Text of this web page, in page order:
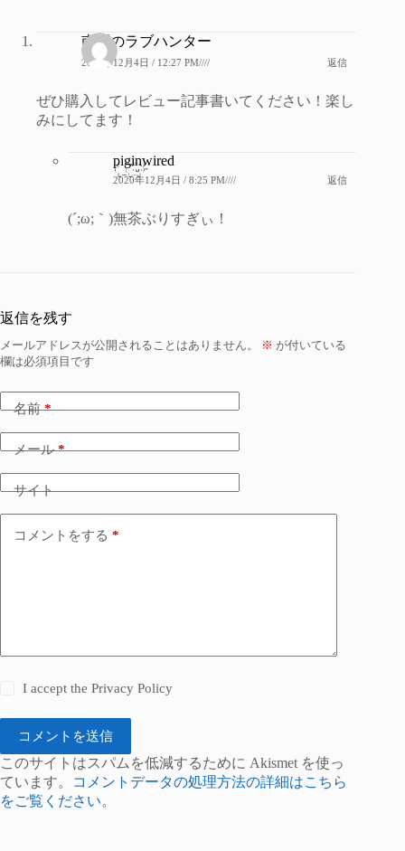
南区のラブハンター
2020年12月4日 / 12:27 PM//// 返信
ぜひ購入してレビュー記事書いてください！楽し
みにしてます！
piginwired
2020年12月4日 / 8:25 PM//// 返信
(´;ω;｀)無茶ぶりすぎぃ！
返信を残す
メールアドレスが公開されることはありません。 ※ が付いている
欄は必須項目です
名前*
メール*
サイト
コメントをする *
I accept thePrivacy Policy
コメントを送信
このサイトはスパムを低減するために Akismet を使っ
ています。
コメントデータの処理方法の詳細はこちら
をご覧ください。